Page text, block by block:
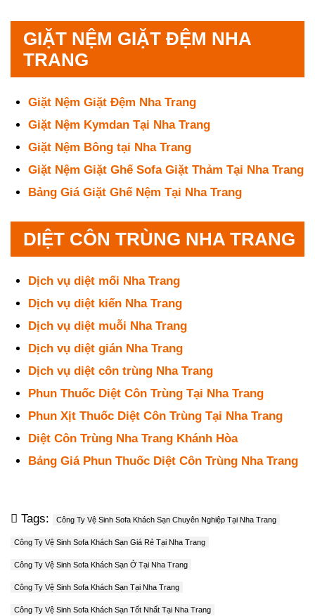
GIẶT NỆM GIẶT ĐỆM NHA
TRANG
Giặt Nệm Giặt Đệm Nha Trang
Giặt Nệm Kymdan Tại Nha Trang
Giặt Nệm Bông tại Nha Trang
Giặt Nệm Giặt Ghế Sofa Giặt Thảm Tại Nha Trang
Bảng Giá Giặt Ghế Nệm Tại Nha Trang
DIỆT CÔN TRÙNG NHA TRANG
Dịch vụ diệt mối Nha Trang
Dịch vụ diệt kiến Nha Trang
Dịch vụ diệt muỗi Nha Trang
Dịch vụ diệt gián Nha Trang
Dịch vụ diệt côn trùng Nha Trang
Phun Thuốc Diệt Côn Trùng Tại Nha Trang
Phun Xịt Thuốc Diệt Côn Trùng Tại Nha Trang
Diệt Côn Trùng Nha Trang Khánh Hòa
Bảng Giá Phun Thuốc Diệt Côn Trùng Nha Trang
Tags: Công Ty Vệ Sinh Sofa Khách Sạn Chuyên Nghiệp Tại Nha Trang
Công Ty Vệ Sinh Sofa Khách Sạn Giá Rẻ Tại Nha Trang
Công Ty Vệ Sinh Sofa Khách Sạn Ở Tại Nha Trang
Công Ty Vệ Sinh Sofa Khách Sạn Tại Nha Trang
Công Ty Vệ Sinh Sofa Khách Sạn Tốt Nhất Tại Nha Trang